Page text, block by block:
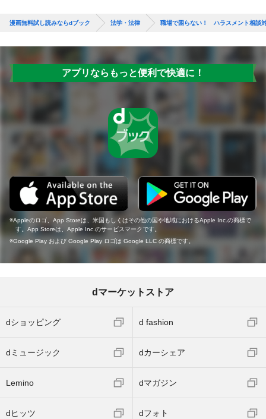
漫画無料試し読みならdブック 法学・法律 職場で困らない！ ハラスメント相談
アプリならもっと便利で快適に！
Appleのロゴ、App Storeは、米国もしくはその他の国や地域におけるApple Inc.の商標で
す。App Storeは、Apple Inc.のサービスマークです。
Google Play および Google Play ロゴは Google LLC の商標です。
dマーケットストア
dショッピング d fashion
dミュージック dカーシェア
Lemino dマガジン
dヒッツ dフォト